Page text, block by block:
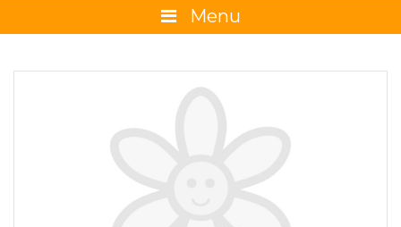
Menu
La boutique
Promotions et évènements